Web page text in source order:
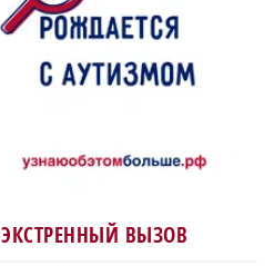
ЭКСТРЕННЫЙ ВЫЗОВ